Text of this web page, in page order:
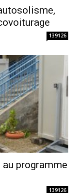
139126
programme
139126